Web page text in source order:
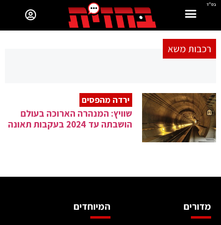
בס"ד
רכבות משא
ירדה מהפסים
שוויץ: המנהרה הארוכה בעולם
הושבתה עד 2024 בעקבות תאונה
מדורים המיוחדים